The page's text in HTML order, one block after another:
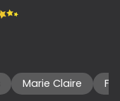
Marie Claire